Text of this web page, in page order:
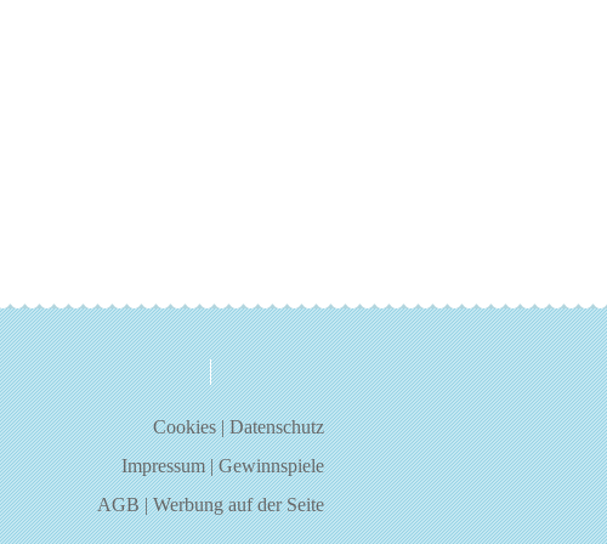
über uns kontakt
Cookies|Datenschutz
Impressum|Gewinnspiele
AGB|Werbung auf der Seite